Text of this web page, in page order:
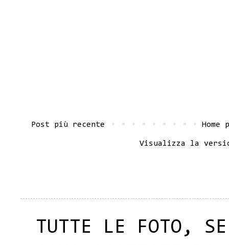
Post più recente Home
Visualizza la
TUTTE LE FOTO,